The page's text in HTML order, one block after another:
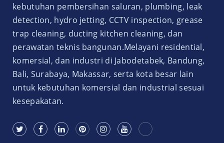
kebutuhan pembersihan saluran, plumbing, leak
detection, hydro jetting, CCTV inspection, grease
trap cleaning, ducting kitchen cleaning, dan
perawatan teknis bangunan.Melayani residential,
komersial, dan industri di Jabodetabek, Bandung,
Bali, Surabaya, Makassar, serta kota besar lain
untuk kebutuhan komersial dan industrial sesuai
kesepakatan.